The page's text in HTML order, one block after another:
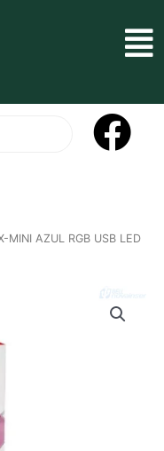
MINI AZUL RGB USB LED